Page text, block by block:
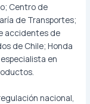
Centro de
de Transportes;
accidentes de
de Chile; Honda
en
nacional,